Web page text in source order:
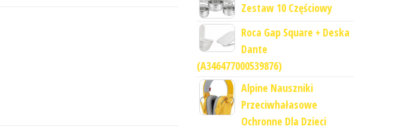
Zestaw 10 Częściowy
Roca Gap Square + Deska
Dante
(A346477000539876)
Alpine Nauszniki
Przeciwhałasowe
Ochronne Dla Dzieci